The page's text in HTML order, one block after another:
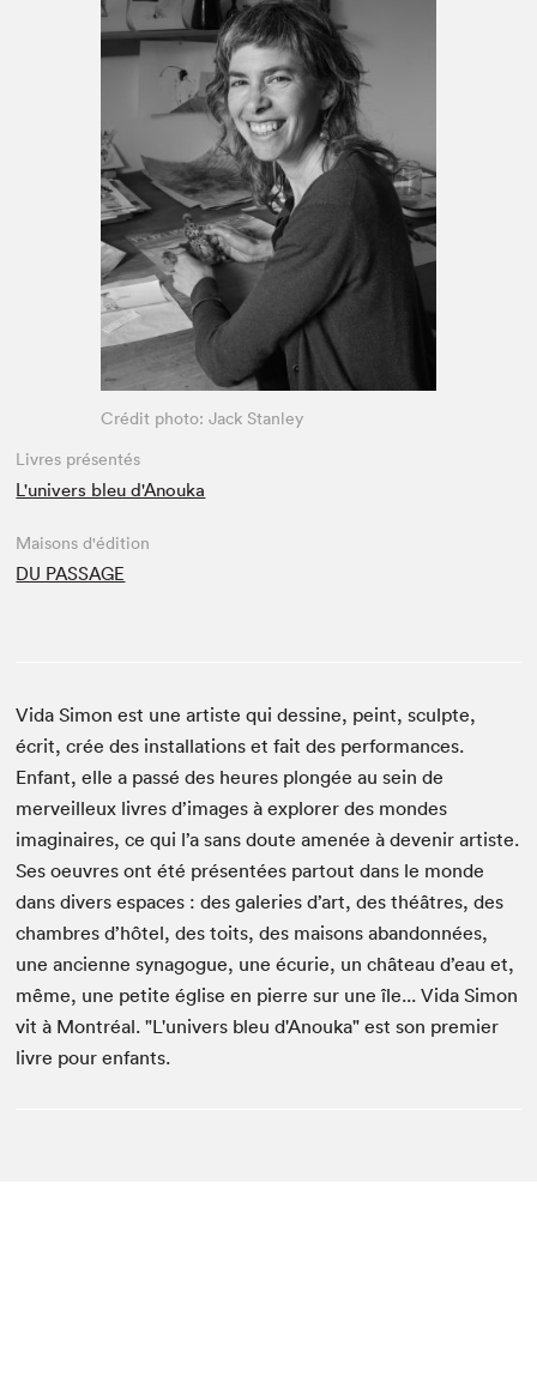
Espace enseignant·e·s
Espace pro
Crédit photo: Jack Stanley
Livres présentés
L'univers bleu d'Anouka
Maisons d'édition
DU PASSAGE
Vida Simon est une artiste qui dessine, peint, sculpte,
écrit, crée des installations et fait des performances.
Enfant, elle a passé des heures plongée au sein de
merveilleux livres d’images à explorer des mondes
imaginaires, ce qui l’a sans doute amenée à devenir artiste.
Ses oeuvres ont été présentées partout dans le monde
dans divers espaces : des galeries d’art, des théâtres, des
chambres d’hôtel, des toits, des maisons abandonnées,
une ancienne synagogue, une écurie, un château d’eau et,
même, une petite église en pierre sur une île... Vida Simon
vit à Montréal. "L'univers bleu d'Anouka" est son premier
livre pour enfants.